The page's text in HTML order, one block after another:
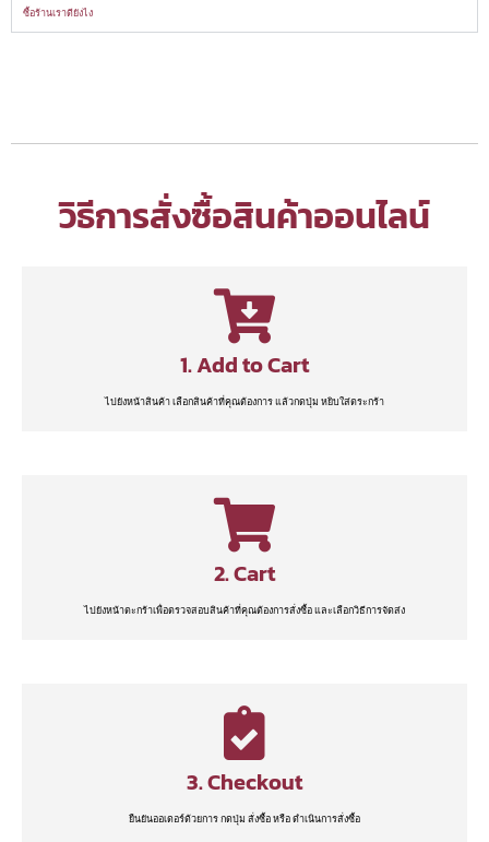
ซื้อร้านเราดียังไง
วิธีการสั่งซื้อสินค้าออนไลน์
1. Add to Cart
ไปยังหน้าสินค้า เลือกสินค้าที่คุณต้องการ แล้วกดปุ่ม หยิบใส่ตระกร้า
2. Cart
ไปยังหน้าตะกร้าเพื่อตรวจสอบสินค้าที่คุณต้องการสั่งซื้อ และเลือกวิธีการจัดส่ง
3. Checkout
ยืนยันออเดอร์ด้วยการ กดปุ่ม สั่งซื้อ หรือ ดำเนินการสั่งซื้อ